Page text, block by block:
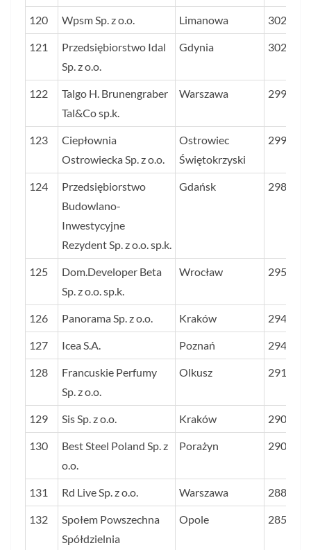
120 Wpsm Sp. z o.o. Limanowa 3028
121
Przedsiębiorstwo Idal
Sp. z o.o.
Gdynia 3021
122
Talgo H. Brunengraber
Tal&Co sp.k.
Warszawa 2999
123
Ciepłownia
Ostrowiecka Sp. z o.o.
Ostrowiec
Świętokrzyski
2998
124
Przedsiębiorstwo
Budowlano-
Inwestycyjne
Rezydent Sp. z o.o. sp.k.
Gdańsk 2982
125
Dom.Developer Beta
Sp. z o.o. sp.k.
Wrocław 2953
126 Panorama Sp. z o.o. Kraków 2943
127 Icea S.A. Poznań 2941
128
Francuskie Perfumy
Sp. z o.o.
Olkusz 2913
129 Sis Sp. z o.o. Kraków 2908
130
Best Steel Poland Sp. z
o.o.
Porażyn 2907
131 Rd Live Sp. z o.o. Warszawa 2887
132
Społem Powszechna
Spółdzielnia
Opole 2856